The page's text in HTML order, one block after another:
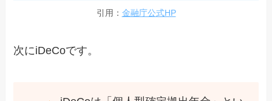
引用： 金融庁公式HP
次にiDeCoです。